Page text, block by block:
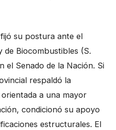
su postura ante el
de Biocombustibles (S.
el Senado de la Nación. Si
respaldó la
a una mayor
condicionó su apoyo
estructurales. El